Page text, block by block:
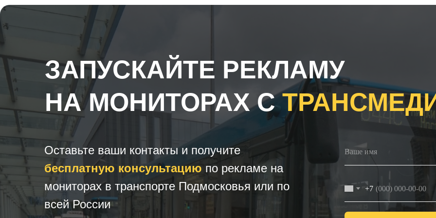
ЗАПУСКАЙТЕ РЕКЛАМУ
НА МОНИТОРАХ С
Оставьте ваши контакты и получите
бесплатную консультацию по рекламе на
мониторах в транспорте Подмосковья или по
всей России
+7